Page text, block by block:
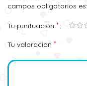
campos obligatorios
Tu puntuación *
Tu valoración *